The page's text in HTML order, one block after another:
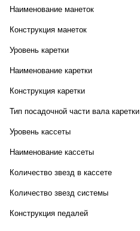
Наименование манеток
Конструкция манеток
Уровень каретки
Наименование каретки
Конструкция каретки
Тип посадочной части вала каретки
Уровень кассеты
Наименование кассеты
Количество звезд в кассете
Количество звезд системы
Конструкция педалей